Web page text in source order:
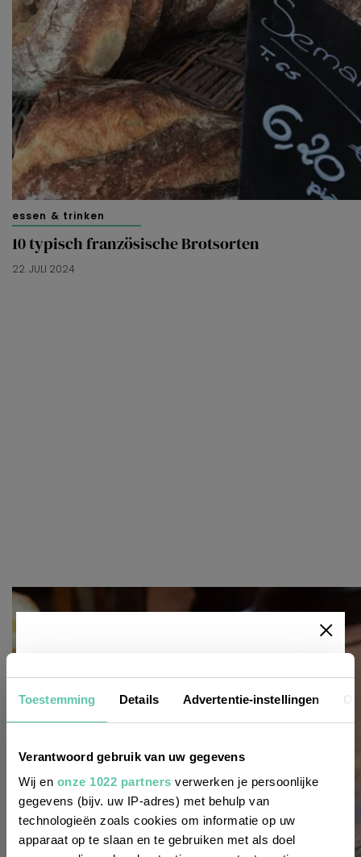
Toestemming Details Advertentie-instellingen
Verantwoord gebruik van uw gegevens
Wij en onze 1022 partners verwerken je persoonlijke
gegevens (bijv. uw IP-adres) met behulp van
technologieën zoals cookies om informatie op uw
apparaat op te slaan en te gebruiken met als doel
essen & trinken
10 typisch französische Brotsorten
22. JULI 2024
Newsletter
regelmäßig über Trends, neue
Entdeckungen und Insider-Tipps für
Frankreich informiert werden? Dann
melde dich für unseren
zweiwöchentlichen Newsletter an. Im